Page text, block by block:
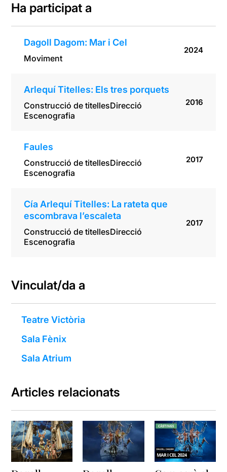
Ha participat a
Dagoll Dagom: Mar i Cel
Moviment
2024
Arlequí Titelles: Els tres porquets
Construcció de titellesDirecció
Escenografia
2016
Faules
Construcció de titellesDirecció
Escenografia
2017
Cía Arlequí Titelles: La rateta que
escombrava l’escaleta
Construcció de titellesDirecció
Escenografia
2017
Vinculat/da a
Teatre Victòria
Sala Fènix
Sala Atrium
Articles relacionats